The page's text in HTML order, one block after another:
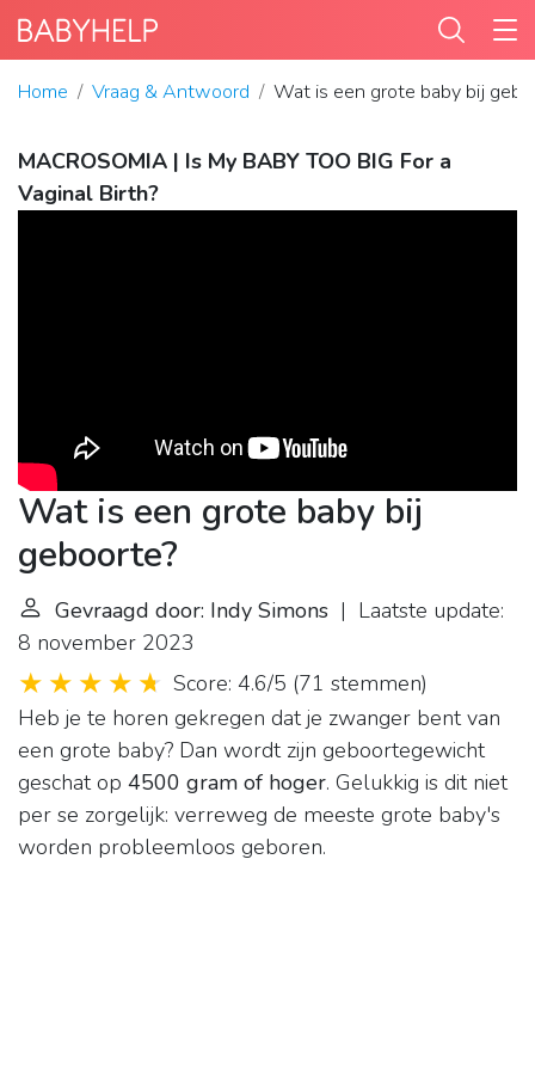
Home Vraag & Antwoord Wat is een grote baby bij
MACROSOMIA | Is My BABY TOO BIG For a
Vaginal Birth?
Wat is een grote baby bij
geboorte?
Gevraagd door: Indy Simons | Laatste update:
8 november 2023
Score: 4.6/5 (71 stemmen)
Heb je te horen gekregen dat je zwanger bent van
een grote baby? Dan wordt zijn geboortegewicht
geschat op 4500 gram of hoger. Gelukkig is dit niet
per se zorgelijk: verreweg de meeste grote baby's
worden probleemloos geboren.